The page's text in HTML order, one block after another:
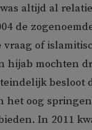
altijd al
de
vraag of
hijab mochten
besloot
het oog
In 2011